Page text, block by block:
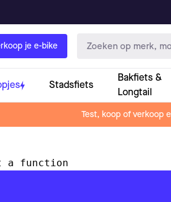
je e-bike
Stadsfiets
Bakfiets &
Longtail
Test, koop of verkoop
a function